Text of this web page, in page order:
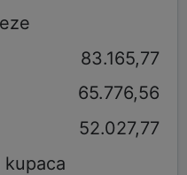
83.165,77
65.776,56
52.027,77